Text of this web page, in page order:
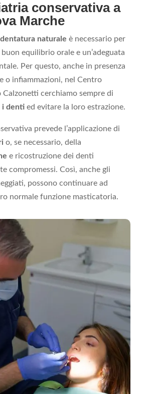
conservativa a
Marche
naturale è necessario per
equilibrio orale e un’adeguata
Per questo, anche in presenza
o infiammazioni, nel Centro
cerchiamo sempre di
i dentied evitare la loro estrazione.
prevede l’applicazione di
o, se necessario, della
e ricostruzione dei denti
compromessi. Così, anche gli
possono continuare ad
normale funzione masticatoria.